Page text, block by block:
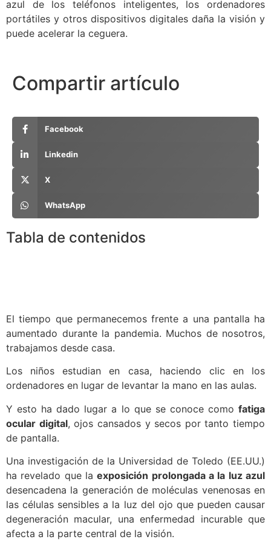
azul de los teléfonos inteligentes, los ordenadores
portátiles y otros dispositivos digitales daña la visión y
puede acelerar la ceguera.
Compartir artículo
Facebook
Linkedin
X
WhatsApp
Tabla de contenidos
El tiempo que permanecemos frente a una pantalla ha
aumentado durante la pandemia. Muchos de nosotros,
trabajamos desde casa.
Los niños estudian en casa, haciendo clic en los
ordenadores en lugar de levantar la mano en las aulas.
Y esto ha dado lugar a lo que se conoce como fatiga
ocular digital, ojos cansados y secos por tanto tiempo
de pantalla.
Una investigación de la Universidad de Toledo (EE.UU.)
ha revelado que laexposición prolongada a la luz azul
desencadena la generación de moléculas venenosas en
las células sensibles a la luz del ojo que pueden causar
degeneración macular, una enfermedad incurable que
afecta a la parte central de la visión.